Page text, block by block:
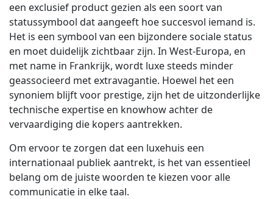
een exclusief product gezien als een soort van
statussymbool dat aangeeft hoe succesvol iemand is.
Het is een symbool van een bijzondere sociale status
en moet duidelijk zichtbaar zijn. In West-Europa, en
met name in Frankrijk, wordt luxe steeds minder
geassocieerd met extravagantie. Hoewel het een
synoniem blijft voor prestige, zijn het de uitzonderlijke
technische expertise en knowhow achter de
vervaardiging die kopers aantrekken.
Om ervoor te zorgen dat een luxehuis een
internationaal publiek aantrekt, is het van essentieel
belang om de juiste woorden te kiezen voor alle
communicatie in elke taal.